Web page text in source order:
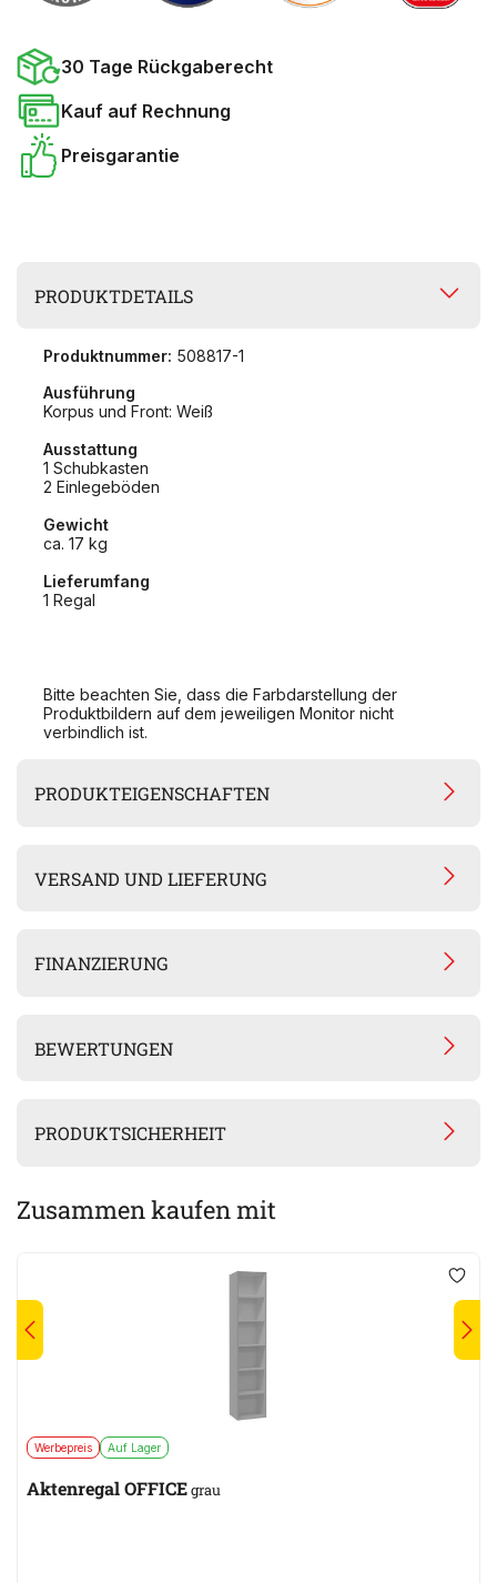
30 Tage Rückgaberecht
Kauf auf Rechnung
Preisgarantie
PRODUKTDETAILS
Produktnummer: 508817-1
Ausführung
Korpus und Front: Weiß
Ausstattung
1 Schubkasten
2 Einlegeböden
Gewicht
ca. 17 kg
Lieferumfang
1 Regal
Bitte beachten Sie, dass die Farbdarstellung der
Produktbildern auf dem jeweiligen Monitor nicht
verbindlich ist.
PRODUKTEIGENSCHAFTEN
VERSAND UND LIEFERUNG
FINANZIERUNG
BEWERTUNGEN
PRODUKTSICHERHEIT
Zusammen kaufen mit
Werbepreis Auf Lager
Aktenregal OFFICEgrau